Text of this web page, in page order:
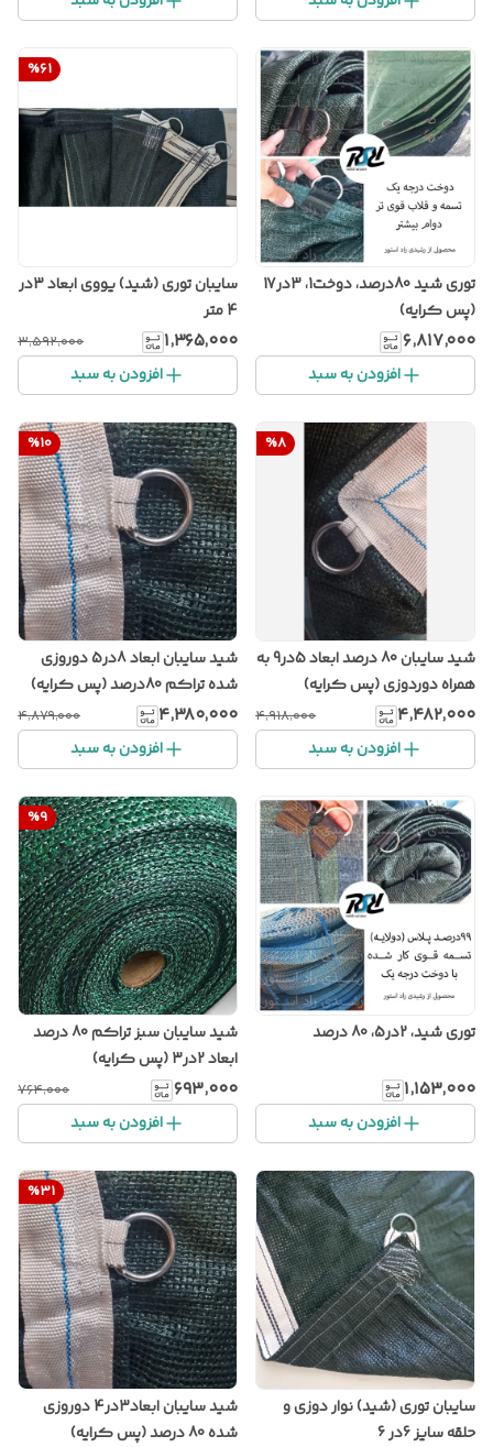
توری شید 80درصد، دوخت1، 3در17
(پس کرایه)
۶٬۸۱۷٬۰۰۰
افزودن به سبد
%61
سایبان توری (شید) یووی ابعاد 3در
4 متر
۱٬۳۶۵٬۰۰۰ ۳٬۵۹۲٬۰۰۰
افزودن به سبد
%8
شید سایبان 80 درصد ابعاد 5در9 به
همراه دوردوزی (پس کرایه)
۴٬۴۸۲٬۰۰۰ ۴٬۹۱۸٬۰۰۰
افزودن به سبد
%10
شید سایبان ابعاد 8در5 دوروزی
شده تراکم 80درصد (پس کرایه)
۴٬۳۸۰٬۰۰۰ ۴٬۸۷۹٬۰۰۰
افزودن به سبد
توری شید، 2در5، 80 درصد
۱٬۱۵۳٬۰۰۰
افزودن به سبد
%9
شید سایبان سبز تراکم 80 درصد
ابعاد 2در3 (پس کرایه)
۶۹۳٬۰۰۰ ۷۶۴٬۰۰۰
افزودن به سبد
سایبان توری (شید) نوار دوزی و
حلقه سایز 6در 6
%31
شید سایبان ابعاد3در4 دوروزی
شده 80 درصد (پس کرایه)